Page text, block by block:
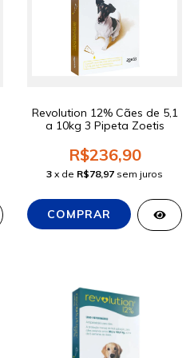
Revolution 12% Cães de 5,1
a 10kg 3 Pipeta Zoetis
R$236,90
3 x de R$78,97 sem juros